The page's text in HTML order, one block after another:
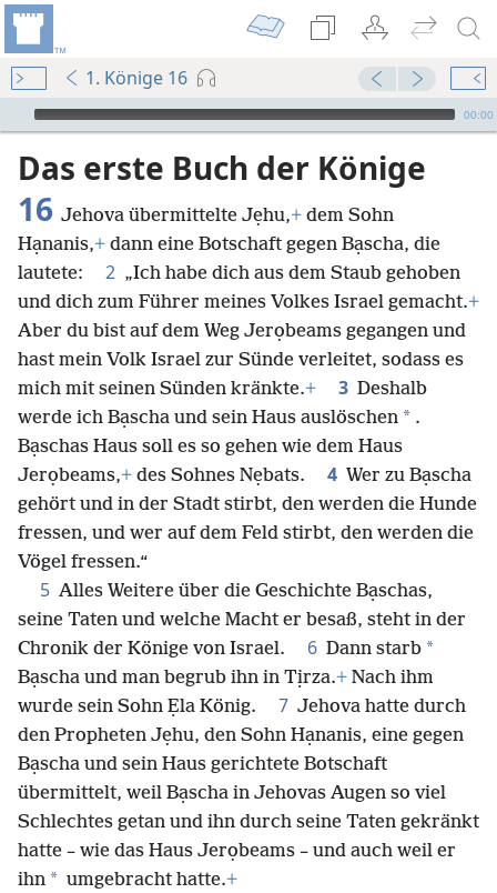
1. Könige 16
Audio Player
00:00
Das erste Buch der Könige
16 Jehova übermittelte Jẹhu,+ dem Sohn
Hạnanis,+ dann eine Botschaft gegen Bạscha, die
lautete:
2 „Ich habe dich aus dem Staub gehoben
und dich zum Führer meines Volkes Israel gemacht.+
Aber du bist auf dem Weg Jerọbeams gegangen und
hast mein Volk Israel zur Sünde verleitet, sodass es
mich mit seinen Sünden kränkte.+ 3 Deshalb
werde ich Bạscha und sein Haus auslöschen * .
Bạschas Haus soll es so gehen wie dem Haus
Jerọbeams,+ des Sohnes Nẹbats. 4 Wer zu Bạscha
gehört und in der Stadt stirbt, den werden die Hunde
fressen, und wer auf dem Feld stirbt, den werden die
Vögel fressen.“
5 Alles Weitere über die Geschichte Bạschas,
seine Taten und welche Macht er besaß, steht in der
Chronik der Könige von Israel.
6 Dann starb *
Bạscha und man begrub ihn in Tịrza.+ Nach ihm
wurde sein Sohn Ẹla König.
7 Jehova hatte durch
den Propheten Jẹhu, den Sohn Hạnanis, eine gegen
Bạscha und sein Haus gerichtete Botschaft
übermittelt, weil Bạscha in Jehovas Augen so viel
Schlechtes getan und ihn durch seine Taten gekränkt
hatte – wie das Haus Jerọbeams – und auch weil er
ihn * umgebracht hatte.+